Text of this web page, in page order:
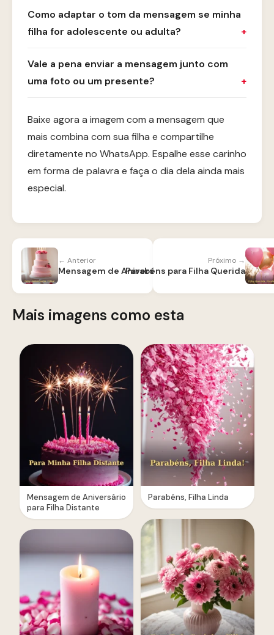
Como adaptar o tom da mensagem se minha
filha for adolescente ou adulta?
Vale a pena enviar a mensagem junto com
uma foto ou um presente?
Baixe agora a imagem com a mensagem que
mais combina com sua filha e compartilhe
diretamente no WhatsApp. Espalhe esse carinho
em forma de palavra e faça o dia dela ainda mais
especial.
← Anterior
Mensagem de Aniversário para Filha
Próximo →
Parabéns para Filha Querida
Mais imagens como esta
Mensagem de Aniversário
para Filha Distante
Parabéns, Filha Linda